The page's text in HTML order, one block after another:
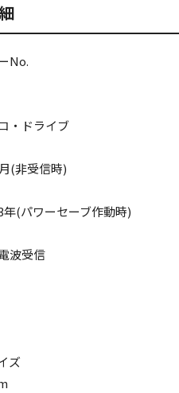
No.
・ドライブ
(非受信時)
年(パワーセーブ作動時)
波受信
ズ